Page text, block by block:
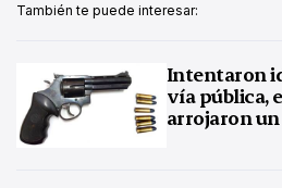
También te puede interesar:
Intentaron
vía pública,
arrojaron